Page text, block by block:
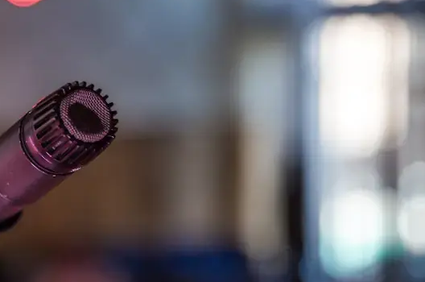
Предложение для учебных
заведений
База знаний